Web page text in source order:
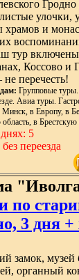
улочки,
храмов и
тур
Коссово и
не перечесть!
Групповые
Авиа туры.
Минск, в Европу, в
в Брестскую
5
переезда
по
3 дня
замок,
органный